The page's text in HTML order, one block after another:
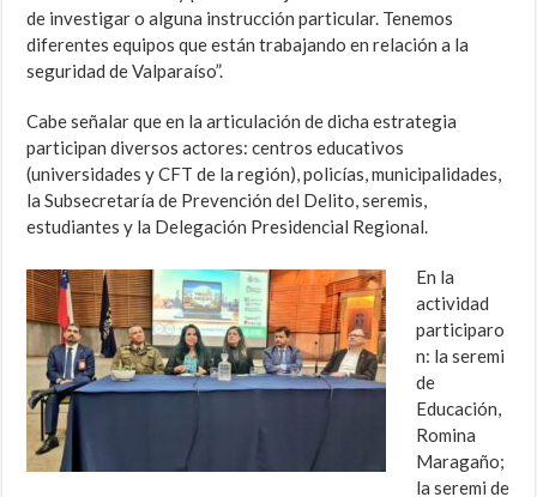
de investigar o alguna instrucción particular. Tenemos
diferentes equipos que están trabajando en relación a la
seguridad de Valparaíso”.
Cabe señalar que en la articulación de dicha estrategia
participan diversos actores: centros educativos
(universidades y CFT de la región), policías, municipalidades,
la Subsecretaría de Prevención del Delito, seremis,
estudiantes y la Delegación Presidencial Regional.
En la
actividad
participaro
n: la seremi
de
Educación,
Romina
Maragaño;
la seremi de